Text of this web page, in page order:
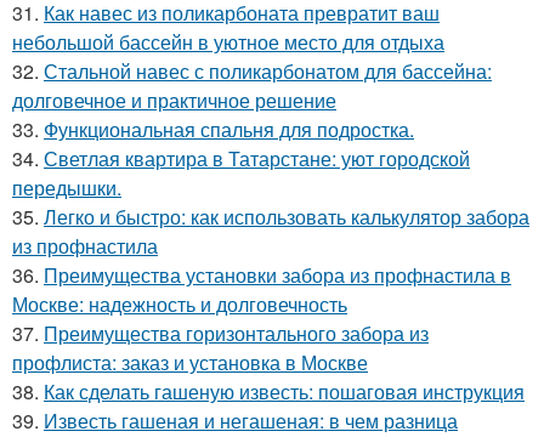
31. Как навес из поликарбоната превратит ваш
небольшой бассейн в уютное место для отдыха
32. Стальной навес с поликарбонатом для бассейна:
долговечное и практичное решение
33. Функциональная спальня для подростка.
34. Светлая квартира в Татарстане: уют городской
передышки.
35. Легко и быстро: как использовать калькулятор забора
из профнастила
36. Преимущества установки забора из профнастила в
Москве: надежность и долговечность
37. Преимущества горизонтального забора из
профлиста: заказ и установка в Москве
38. Как сделать гашеную известь: пошаговая инструкция
39. Известь гашеная и негашеная: в чем разница